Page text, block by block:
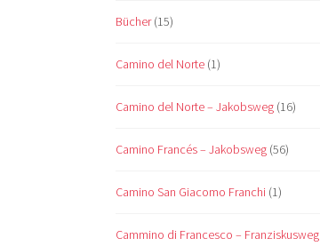
Bücher(15)
Camino del Norte (1)
Camino del Norte – Jakobsweg (16)
Camino Francés – Jakobsweg (56)
Camino San Giacomo Franchi (1)
Cammino di Francesco – Franziskusweg